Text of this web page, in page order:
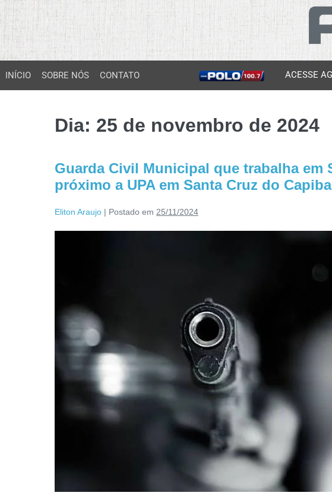
INÍCIO SOBRE NÓS CONTATO ACESSE
Dia: 25 de novembro de 2024
Guarda Civil Municipal que trabalha em
próximo a UPA em Santa Cruz do
Eliton Araujo | Postado em 25/11/2024